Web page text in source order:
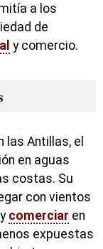
a los
de
y comercio.
las Antillas, el
en aguas
costas. Su
con vientos
y comerciar en
expuestas